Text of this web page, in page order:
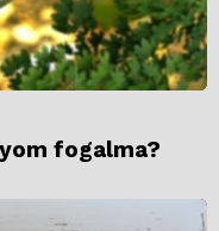
fogalma?